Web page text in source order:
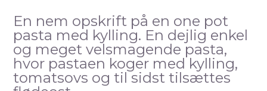
En nem opskrift på en one pot
pasta med kylling. En dejlig enkel
og meget velsmagende pasta,
hvor pastaen koger med kylling,
tomatsovs og til sidst tilsættes